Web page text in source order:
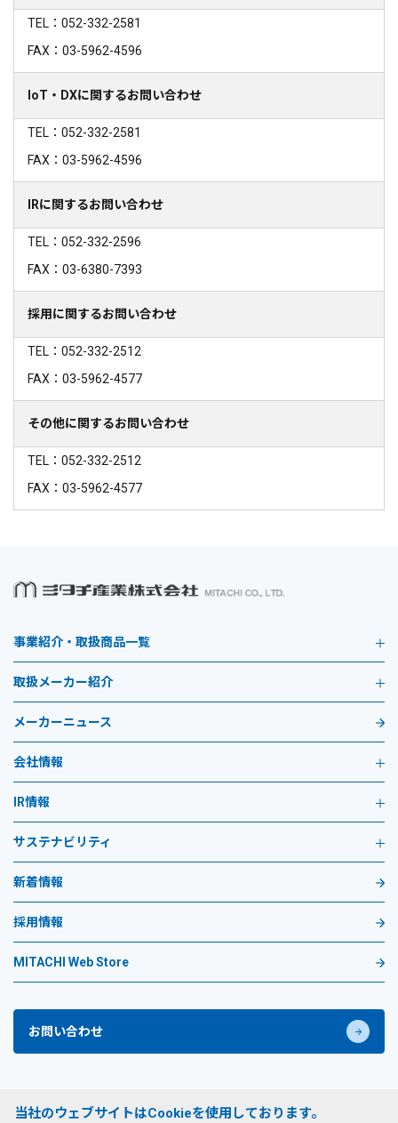
TEL：052-332-2581
FAX：03-5962-4596
IoT・DXに関するお問い合わせ
TEL：052-332-2581
FAX：03-5962-4596
IRに関するお問い合わせ
TEL：052-332-2596
FAX：03-6380-7393
採用に関するお問い合わせ
TEL：052-332-2512
FAX：03-5962-4577
その他に関するお問い合わせ
TEL：052-332-2512
FAX：03-5962-4577
事業紹介・取扱商品一覧
取扱メーカー紹介
メーカーニュース
会社情報
IR情報
サステナビリティ
新着情報
採用情報
MITACHI Web Store
お問い合わせ
当社のウェブサイトはCookieを使用しております。